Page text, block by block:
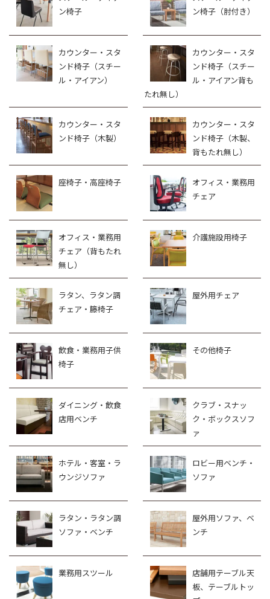
ン椅子
ン椅子（肘付き）
カウンター・スタ
ンド椅子（スチー
ル・アイアン）
カウンター・スタ
ンド椅子（スチー
ル・アイアン背も
たれ無し）
カウンター・スタ
ンド椅子（木製）
カウンター・スタ
ンド椅子（木製、
背もたれ無し）
座椅子・高座椅子
オフィス・業務用
チェア
オフィス・業務用
チェア（背もたれ
無し）
介護施設用椅子
ラタン、ラタン調
チェア・籐椅子
屋外用チェア
飲食・業務用子供
椅子
その他椅子
ダイニング・飲食
店用ベンチ
クラブ・スナッ
ク・ボックスソフ
ァ
ホテル・客室・ラ
ウンジソファ
ロビー用ベンチ・
ソファ
ラタン・ラタン調
ソファ・ベンチ
屋外用ソファ、ベ
ンチ
業務用スツール
店舗用テーブル天
板、テーブルトッ